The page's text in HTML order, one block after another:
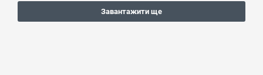
Завантажити ще